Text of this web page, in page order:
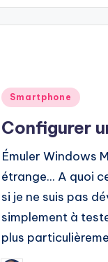
Posted
Smartphone
Configurer
Émuler Windows
étrange... A quoi
si je ne suis pas
simplement à
plus